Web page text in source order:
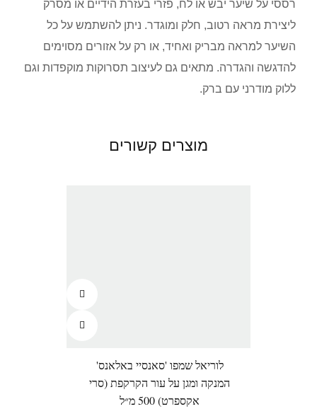
רססי על שיער יבש או לח, פזרי בעזרת הידיים או מסרק
ליצירת מראה רטוב, חלק ומוגדר. ניתן להשתמש על כל
השיער למראה מבריק ואחיד, או רק על אזורים מסוימים
להדגשה והגדרה. מתאים גם לעיצוב תסרוקות מוקפדות וגם
ללוק מודרני עם ברק.
מוצרים קשורים
לוריאל שמפו 'סאנסיי באלאנס'
המנקה ומגן על עור הקרקפת (סרי
אקספרט) 500 מ״ל